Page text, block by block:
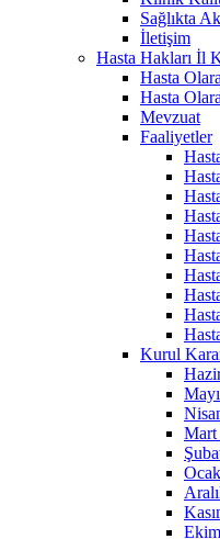
Sağlıkta
İletişim
Hasta Hakları İl
Hasta
Hasta
Mevzuat
Faaliyetler
Kurul
Mart